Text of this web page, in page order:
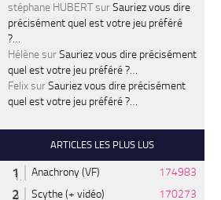
stéphane HUBERTsurSauriez vous dire
précisément quel est votre jeu préféré
?…
HélènesurSauriez vous dire précisément
quel est votre jeu préféré ?…
FelixsurSauriez vous dire précisément
quel est votre jeu préféré ?…
ARTICLES LES PLUS LUS
Anachrony (VF)
174983
Scythe (+ vidéo)
170273